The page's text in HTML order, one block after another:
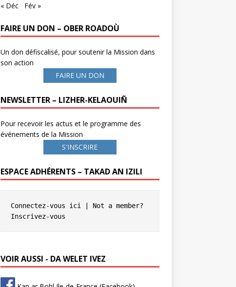
« Déc Fév »
FAIRE UN DON – OBER ROADOÙ
Un don défiscalisé, pour soutenir la Mission dans
son action
FAIRE UN DON
NEWSLETTER – LIZHER-KELAOUIÑ
Pour recevoir les actus et le programme des
événements de la Mission
S'INSCRIRE
ESPACE ADHÉRENTS – TAKAD AN IZILI
Connectez-vous ici
Inscrivez-vous
VOIR AUSSI - DA WELET IVEZ